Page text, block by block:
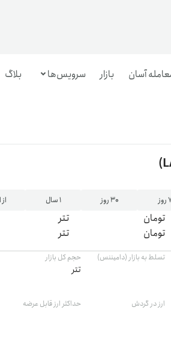
آسان بازار سرویس‌ها
بازار تترلند
سرمایه‌گذاری آسان
بلاگ
۳۰ روز ۱ سال
تومان
تتر
تومان تتر
تسلط به بازار (دامیننس) حجم کل بازار
تتر
ارز در گردش حداکثر ارز قابل عرضه